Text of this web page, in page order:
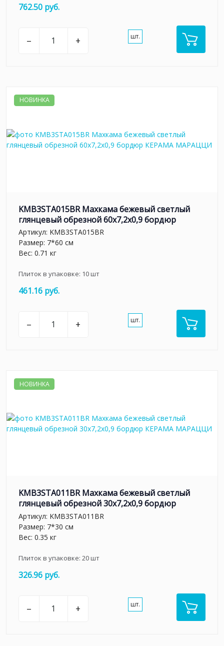
762.50 руб.
– + шт.
НОВИНКА
KMB3STA015BR Махкама бежевый светлый
глянцевый обрезной 60x7,2x0,9 бордюр
Артикул: KMB3STA015BR
Размер: 7*60 см
Вес: 0.71 кг
Плиток в упаковке: 10шт
461.16 руб.
– + шт.
НОВИНКА
KMB3STA011BR Махкама бежевый светлый
глянцевый обрезной 30x7,2x0,9 бордюр
Артикул: KMB3STA011BR
Размер: 7*30 см
Вес: 0.35 кг
Плиток в упаковке: 20шт
326.96 руб.
– + шт.